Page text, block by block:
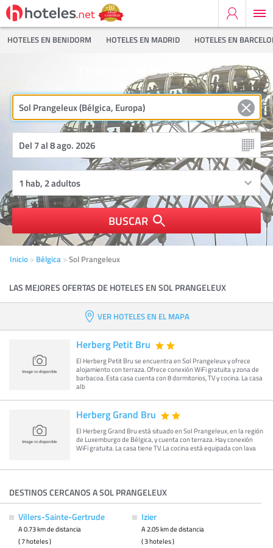
HOTELES EN BENIDORM HOTELES EN MADRID HOTELES EN
Hoteles en Sol Prangeleux
BUSCAR
Inicio Bélgica Sol Prangeleux
LAS MEJORES OFERTAS DE HOTELES EN SOL PRANGELEUX
VER HOTELES EN EL MAPA
Herberg Petit Bru
El Herberg Petit Bru se encuentra en Sol Prangeleux y ofrece
alojamiento con terraza. Ofrece conexión WiFi gratuita y zona de
barbacoa. Esta casa cuenta con 8 dormitorios, TV y cocina. La casa
alb
Herberg Grand Bru
El Herberg Grand Bru está situado en Sol Prangeleux, en la región
de Luxemburgo de Bélgica, y cuenta con terraza. Hay conexión
WiFi gratuita. La casa tiene TV. La cocina está equipada con lava
DESTINOS CERCANOS A SOL PRANGELEUX
Villers-Sainte-Gertrude
A 0.73 km de distancia
( 7 hoteles )
Izier
A 2.05 km de distancia
( 3 hoteles )